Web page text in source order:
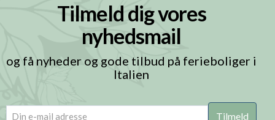
Tilmeld dig vores
nyhedsmail
og få nyheder og gode tilbud på ferieboliger i
Italien